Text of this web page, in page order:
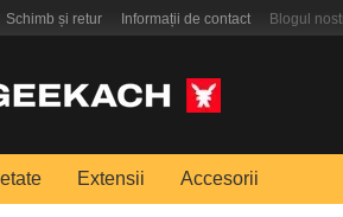
Schimb și retur Informații de contact Blogul
Extensii Accesorii